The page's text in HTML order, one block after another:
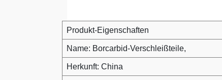
Produkt-Eigenschaften
Name: Borcarbid-Verschleißteile,
Herkunft: China